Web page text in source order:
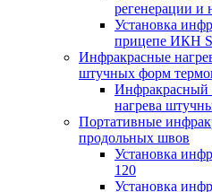
регенерации и
Установка
прицепе ИКН
Инфракрасные
штучных форм
Инфракрасный
нагрева
Портативные
продольных швов
Установка
120
Установка